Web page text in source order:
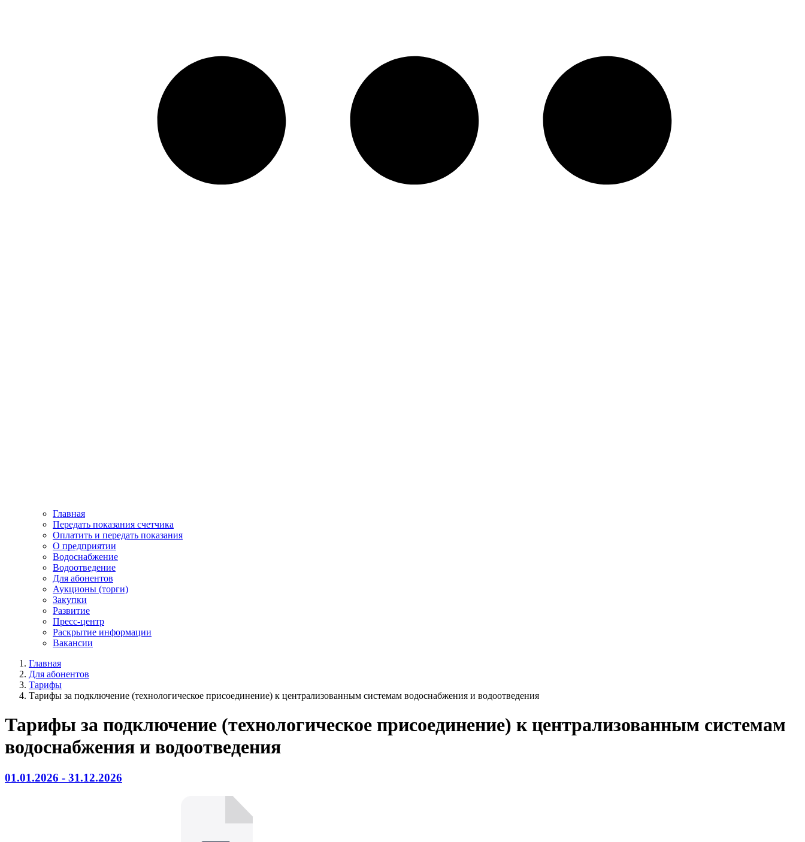
Главная
Передать показания счетчика
Оплатить и передать показания
О предприятии
Водоснабжение
Водоотведение
Для абонентов
Аукционы (торги)
Закупки
Развитие
Пресс-центр
Раскрытие информации
Вакансии
Главная
Для абонентов
Тарифы
Тарифы за подключение (технологическое присоединение) к централизованным системам водоснабжения и водоотведения
Тарифы за подключение (технологическое присоединение) к централизованным системам
водоснабжения и водоотведения
01.01.2026 - 31.12.2026